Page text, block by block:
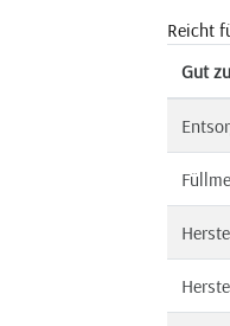
Reicht
Gut